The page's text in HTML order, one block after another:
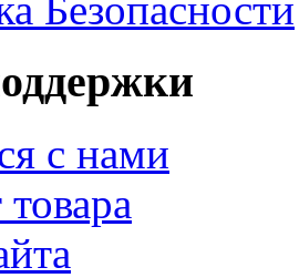
Безопасности
с нами